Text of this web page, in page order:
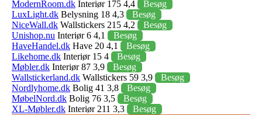
ModernRoom.dk Interiør 175 4,4
Besøg
LuxLight.dk Belysning 18 4,3
Besøg
NiceWall.dk Wallstickers 215 4,2
Besøg
Unishop.nu Interiør 6 4,1
Besøg
HaveHandel.dk Have 20 4,1
Besøg
Likehome.dk Interiør 15 4
Besøg
Møbler.dk Interiør 87 3,9
Besøg
Wallstickerland.dk Wallstickers 59 3,9
Besøg
Nordlyhome.dk Bolig 41 3,8
Besøg
MøbelNord.dk Bolig 76 3,5
Besøg
XL-Møbler.dk Interiør 211 3,3
Besøg